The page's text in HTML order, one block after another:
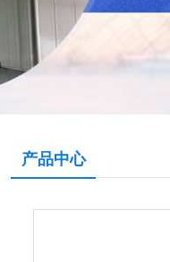
产品中心